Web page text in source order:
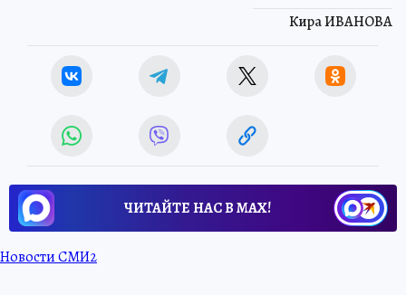
Кира ИВАНОВА
ЧИТАЙТЕ НАС В МАХ!
Новости СМИ2